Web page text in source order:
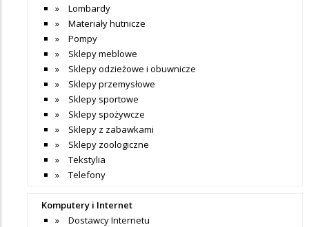
Lombardy
Materiały hutnicze
Pompy
Sklepy meblowe
Sklepy odzieżowe i obuwnicze
Sklepy przemysłowe
Sklepy sportowe
Sklepy spożywcze
Sklepy z zabawkami
Sklepy zoologiczne
Tekstylia
Telefony
Komputery i Internet
Dostawcy Internetu